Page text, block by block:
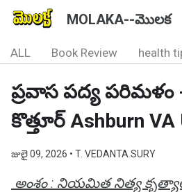
MOLAKA--మొలక
ALL Book Review health
ప్రవాస పద్య పరిమళం
కొత్తూర్ Ashburn VA
జులై 09, 2026 • T. VEDANTA SURY
అంశం : నియమిత నిత్య